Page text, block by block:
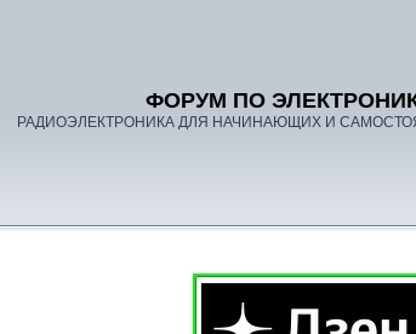
ФОРУМ ПО
РАДИОЭЛЕКТРОНИКА ДЛЯ НАЧИНАЮЩИХ И